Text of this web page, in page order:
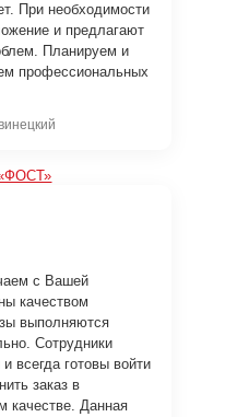
При необходимости
и предлагают
Планируем и
профессиональных
с Вашей
качеством
выполняются
Сотрудники
всегда готовы войти
заказ в
качестве. Данная